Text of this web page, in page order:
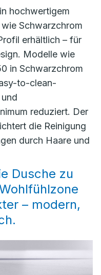
hochwertigem
Schwarzchrom
erhältlich – für
Modelle wie
in Schwarzchrom
to-clean-
reduziert. Der
die Reinigung
durch Haare und
Dusche zu
– modern,